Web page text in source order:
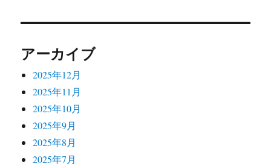
アーカイブ
2025年12月
2025年11月
2025年10月
2025年9月
2025年8月
2025年7月